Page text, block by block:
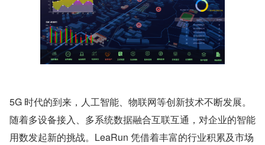
5G 时代的到来，人工智能、物联网等创新技术不断发展。
随着多设备接入、多系统数据融合互联互通，对企业的智能
用数发起新的挑战。LeaRun 凭借着丰富的行业积累及市场